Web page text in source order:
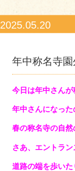
2025.05.20
年中称名寺
今日は年中さん
年中さんになっ
春の称名寺の自
さあ、エントラ
道路の端を歩い